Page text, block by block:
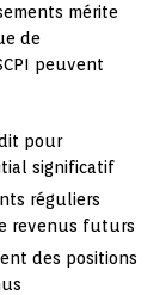
mérite
de
peuvent
pour
significatif
réguliers
revenus futurs
des positions